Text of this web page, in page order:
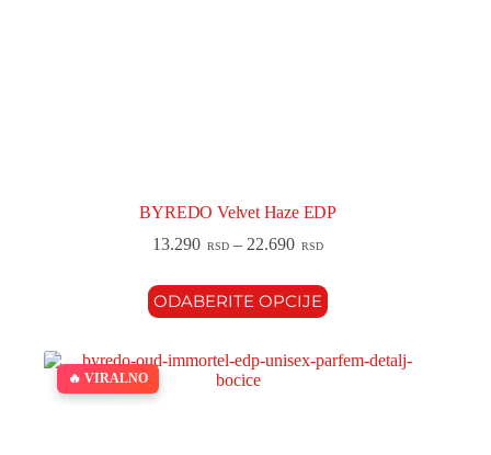
BYREDO Velvet Haze EDP
13.290 RSD – 22.690 RSD
ODABERITE OPCIJE
🔥 VIRALNO